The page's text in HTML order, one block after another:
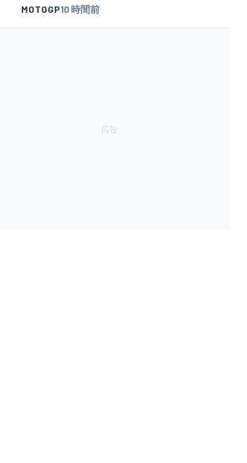
MOTOGP10 時間前